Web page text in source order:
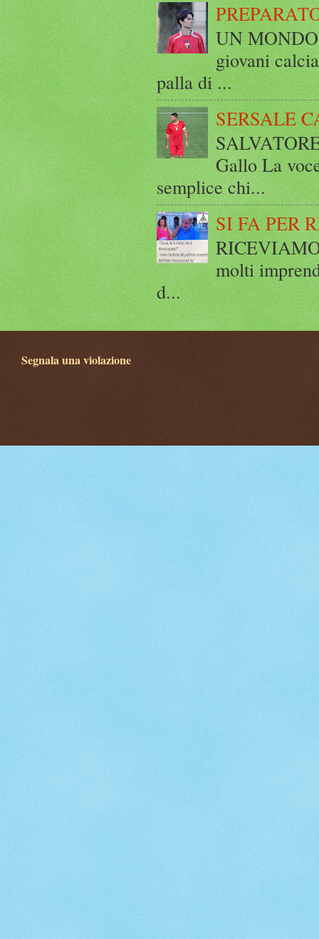
UN
giovani
palla di ...
SERSALE
Gallo La
semplice chi...
SI FA PER
molti
d...
Segnala una violazione